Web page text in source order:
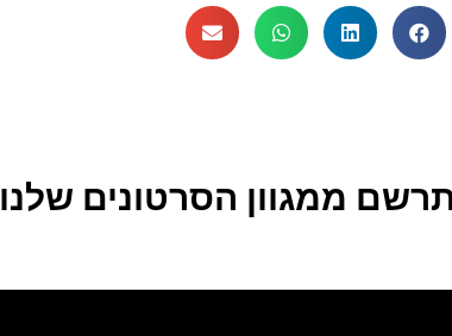
ממגוון הסרטונים שלנו